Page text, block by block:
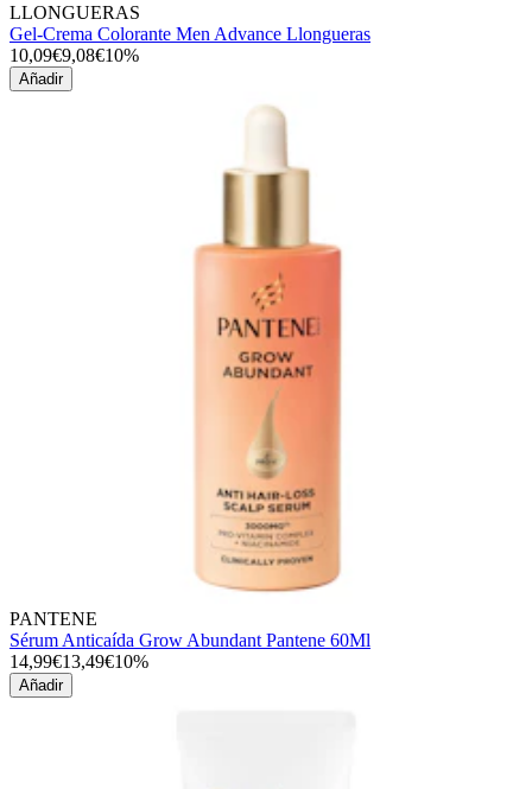
LLONGUERAS
Gel-Crema Colorante Men Advance Llongueras
10,09€9,08€10%
Añadir
PANTENE
Sérum Anticaída Grow Abundant Pantene 60Ml
14,99€13,49€10%
Añadir